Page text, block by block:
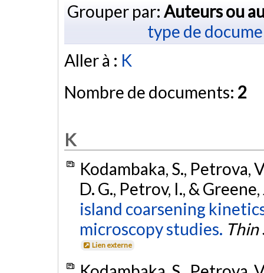
Grouper par: Auteurs ou
type de
Aller à : K
Nombre de documents: 2
K
Kodambaka, S., Petrova,
D. G., Petrov, I., &
island coarsening
microscopy studies. Thin
Lien externe